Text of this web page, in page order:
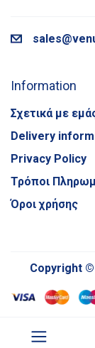
Information
Σχετικά με
Delivery
Privacy Policy
Τρόποι
Όροι χρήσης
Copyright